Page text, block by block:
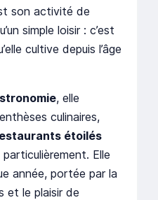
son activité de
simple loisir : c’est
cultive depuis l’âge
, elle
culinaires,
étoilés
Elle
année, portée par la
et le plaisir de